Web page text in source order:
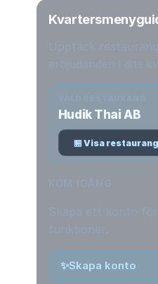
Hudik Thai AB
🏪 Visa restaurang
✨Skapa konto